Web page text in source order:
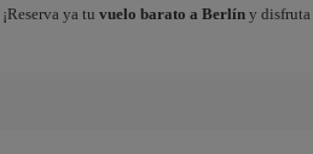
ya tu vuelo barato a Berlíny disfruta